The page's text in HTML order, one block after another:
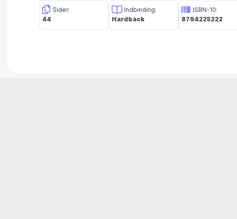
Sider:
44
Indbinding:
Hardback
ISBN-10:
8794225222